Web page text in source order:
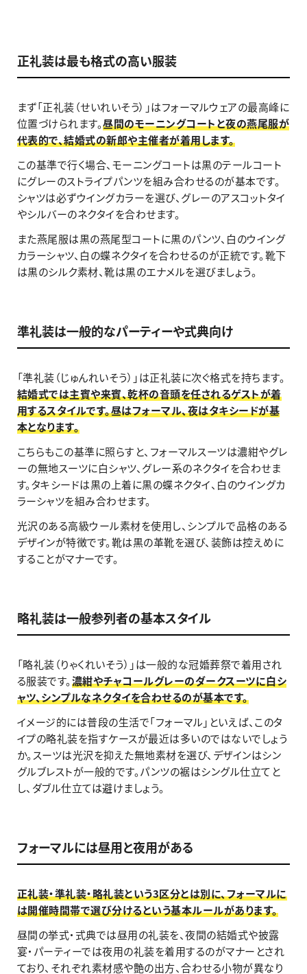
正礼装は最も格式の高い服装
まず「正礼装（せいれいそう）」はフォーマルウェアの最高峰に
位置づけられます。昼間のモーニングコートと夜の燕尾服が
代表的で、結婚式の新郎や主催者が着用します。
この基準で行く場合、モーニングコートは黒のテールコート
にグレーのストライプパンツを組み合わせるのが基本です。
シャツは必ずウイングカラーを選び、グレーのアスコットタイ
やシルバーのネクタイを合わせます。
また燕尾服は黒の燕尾型コートに黒のパンツ、白のウイング
カラーシャツ、白の蝶ネクタイを合わせるのが正統です。靴下
は黒のシルク素材、靴は黒のエナメルを選びましょう。
準礼装は一般的なパーティーや式典向け
「準礼装（じゅんれいそう）」は正礼装に次ぐ格式を持ちます。
結婚式では主賓や来賓、乾杯の音頭を任されるゲストが着
用するスタイルです。昼はフォーマル、夜はタキシードが基
本となります。
こちらもこの基準に照らすと、フォーマルスーツは濃紺やグレ
ーの無地スーツに白シャツ、グレー系のネクタイを合わせま
す。タキシードは黒の上着に黒の蝶ネクタイ、白のウイングカ
ラーシャツを組み合わせます。
光沢のある高級ウール素材を使用し、シンプルで品格のある
デザインが特徴です。靴は黒の革靴を選び、装飾は控えめに
することがマナーです。
略礼装は一般参列者の基本スタイル
「略礼装（りゃくれいそう）」は一般的な冠婚葬祭で着用され
る服装です。濃紺やチャコールグレーのダークスーツに白シ
ャツ、シンプルなネクタイを合わせるのが基本です。
イメージ的には普段の生活で「フォーマル」といえば、このタ
イプの略礼装を指すケースが最近は多いのではないでしょう
か。スーツは光沢を抑えた無地素材を選び、デザインはシン
グルブレストが一般的です。パンツの裾はシングル仕立てと
し、ダブル仕立ては避けましょう。
フォーマルには昼用と夜用がある
正礼装・準礼装・略礼装という3区分とは別に、フォーマルに
は開催時間帯で選び分けるという基本ルールがあります。
昼間の挙式・式典では昼用の礼装を、夜間の結婚式や披露
宴・パーティーでは夜用の礼装を着用するのがマナーとされ
ており、それぞれ素材感や艶の出方、合わせる小物が異なり